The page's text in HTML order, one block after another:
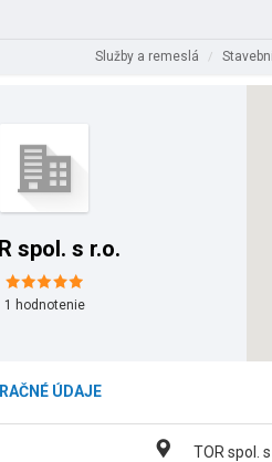
Služby a remeslá /
spol. s r.o.
1 hodnotenie
ÚDAJE
TOR spol. s